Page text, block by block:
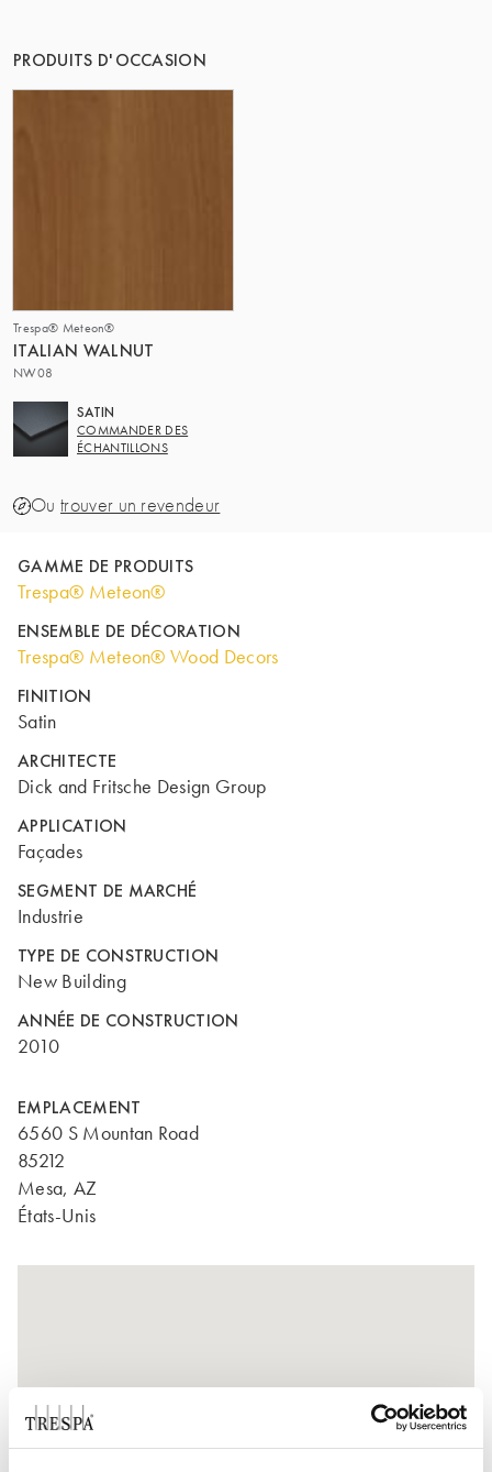
PRODUITS D'OCCASION
Trespa® Meteon®
ITALIAN WALNUT
NW08
SATIN
COMMANDER DES
ÉCHANTILLONS
Ou trouver un revendeur
GAMME DE PRODUITS
Trespa® Meteon®
ENSEMBLE DE DÉCORATION
Trespa® Meteon® Wood Decors
FINITION
Satin
ARCHITECTE
Dick and Fritsche Design Group
APPLICATION
Façades
SEGMENT DE MARCHÉ
Industrie
TYPE DE CONSTRUCTION
New Building
ANNÉE DE CONSTRUCTION
2010
EMPLACEMENT
6560 S Mountan Road
85212
Mesa, AZ
États-Unis